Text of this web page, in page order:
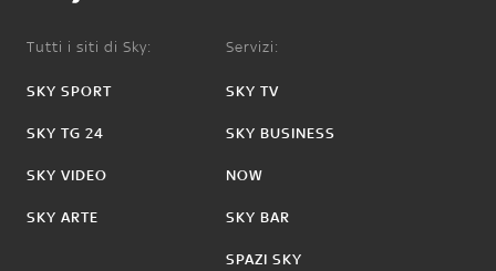
Tutti i siti di Sky:
SKY SPORT
SKY TG 24
SKY VIDEO
SKY ARTE
Servizi:
SKY TV
SKY BUSINESS
NOW
SKY BAR
SPAZI SKY